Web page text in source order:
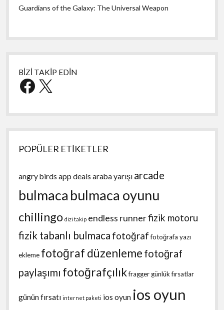
Guardians of the Galaxy: The Universal Weapon
BİZİ TAKİP EDİN
Facebook
X
POPÜLER ETİKETLER
angry birds app deals araba yarışı arcade
bulmaca bulmaca oyunu
chillingo dizi takip endless runnerfizik motoru
fizik tabanlı bulmaca fotoğraf fotoğrafa yazı
ekleme fotoğraf düzenleme fotoğraf
paylaşımı fotoğrafçılıkfraggergünlük fırsatlar
günün fırsatı internet paketi ios oyun ios oyun